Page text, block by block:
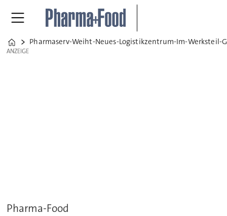
Home
Pharmaserv-Weiht-Neues-Logistikzentrum-Im-Werksteil-
ANZEIGE
ANZEIGE
Pharma-Food